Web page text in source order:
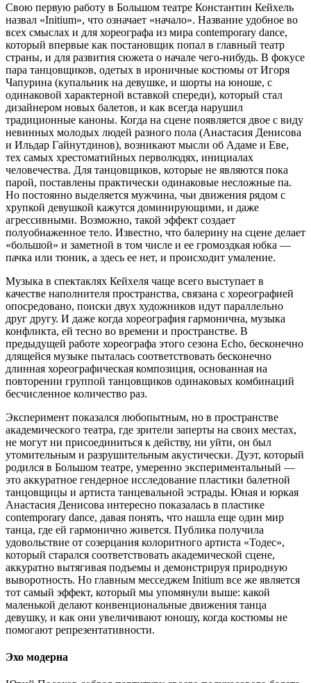
Свою первую работу в Большом театре Константин Кейхель
назвал «Initium», что означает «начало». Название удобное во
всех смыслах и для хореографа из мира contemporary dance,
который впервые как постановщик попал в главный театр
страны, и для развития сюжета о начале чего-нибудь. В фокусе
пара танцовщиков, одетых в ироничные костюмы от Игоря
Чапурина (купальник на девушке, и шорты на юноше, с
одинаковой характерной вставкой спереди), который стал
дизайнером новых балетов, и как всегда нарушил
традиционные каноны. Когда на сцене появляется двое с виду
невинных молодых людей разного пола (Анастасия Денисова
и Ильдар Гайнутдинов), возникают мысли об Адаме и Еве,
тех самых хрестоматийных перволюдях, инициалах
человечества. Для танцовщиков, которые не являются пока
парой, поставлены практически одинаковые несложные па.
Но постоянно выделяется мужчина, чьи движения рядом с
хрупкой девушкой кажутся доминирующими, и даже
агрессивными. Возможно, такой эффект создает
полуобнаженное тело. Известно, что балерину на сцене делает
«большой» и заметной в том числе и ее громоздкая юбка —
пачка или тюник, а здесь ее нет, и происходит умаление.
Музыка в спектаклях Кейхеля чаще всего выступает в
качестве наполнителя пространства, связана с хореографией
опосредовано, поиски двух художников идут параллельно
друг другу. И даже когда хореография гармонична, музыка
конфликта, ей тесно во времени и пространстве. В
предыдущей работе хореографа этого сезона Echo, бесконечно
длящейся музыке пыталась соответствовать бесконечно
длинная хореографическая композиция, основанная на
повторении группой танцовщиков одинаковых комбинаций
бесчисленное количество раз.
Эксперимент показался любопытным, но в пространстве
академического театра, где зрители заперты на своих местах,
не могут ни присоединиться к действу, ни уйти, он был
утомительным и разрушительным акустически. Дуэт, который
родился в Большом театре, умеренно экспериментальный —
это аккуратное гендерное исследование пластики балетной
танцовщицы и артиста танцевальной эстрады. Юная и юркая
Анастасия Денисова интересно показалась в пластике
contemporary dance, давая понять, что нашла еще один мир
танца, где ей гармонично живется. Публика получила
удовольствие от созерцания колоритного артиста «Тодес»,
который старался соответствовать академической сцене,
аккуратно вытягивая подъемы и демонстрируя природную
выворотность. Но главным месседжем Initium все же является
тот самый эффект, который мы упомянули выше: какой
маленькой делают конвенциональные движения танца
девушку, и как они увеличивают юношу, когда костюмы не
помогают репрезентативности.
Эхо модерна